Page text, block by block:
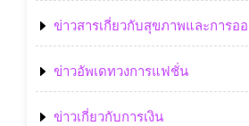
ข่าวสารเกี่ยวกับสุขภาพและการอ
ข่าวอัพเดทวงการแฟชั่น
ข่าวเกี่ยวกับการเงิน